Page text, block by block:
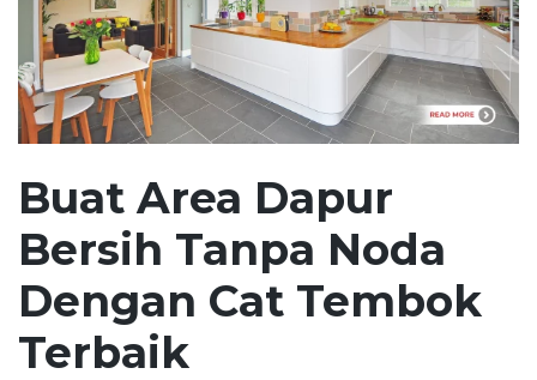
Buat Area Dapur
Bersih Tanpa Noda
Dengan Cat Tembok
Terbaik